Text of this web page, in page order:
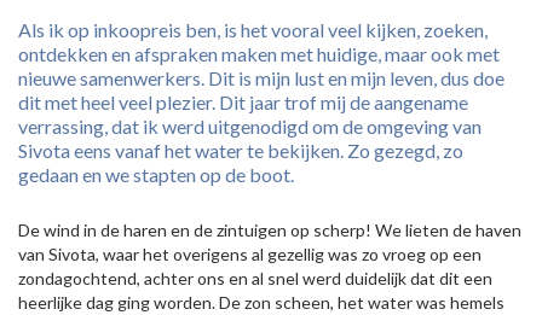
Als ik op inkoopreis ben, is het vooral veel kijken, zoeken,
ontdekken en afspraken maken met huidige, maar ook met
nieuwe samenwerkers. Dit is mijn lust en mijn leven, dus doe
dit met heel veel plezier. Dit jaar trof mij de aangename
verrassing, dat ik werd uitgenodigd om de omgeving van
Sivota eens vanaf het water te bekijken. Zo gezegd, zo
gedaan en we stapten op de boot.
De wind in de haren en de zintuigen op scherp! We lieten de haven
van Sivota, waar het overigens al gezellig was zo vroeg op een
zondagochtend, achter ons en al snel werd duidelijk dat dit een
heerlijke dag ging worden. De zon scheen, het water was hemels